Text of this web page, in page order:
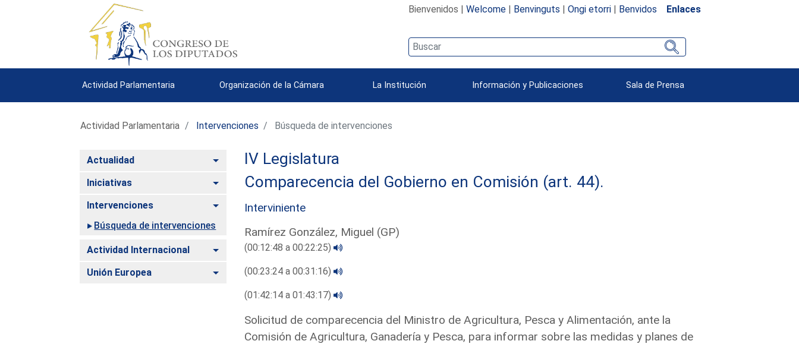
Bienvenidos | Welcome| Benvinguts | Ongi etorri| Benvidos Enlaces
Actividad Parlamentaria Organización de la Cámara La Institución Información y Publicaciones Sala de Prensa
Actividad Parlamentaria Intervenciones Búsqueda de intervenciones
Actualidad Alternar
Iniciativas Alternar
Intervenciones
Alternar
Búsqueda de intervenciones
Actividad Internacional Alternar
Unión Europea Alternar
IV Legislatura
Comparecencia del Gobierno en Comisión (art. 44).
Interviniente
Ramírez González, Miguel (GP)
(00:12:48 a 00:22:25)
(00:23:24 a 00:31:16)
(01:42:14 a 01:43:17)
Solicitud de comparecencia del Ministro de Agricultura, Pesca y Alimentación, ante la
Comisión de Agricultura, Ganadería y Pesca, para informar sobre las medidas y planes de